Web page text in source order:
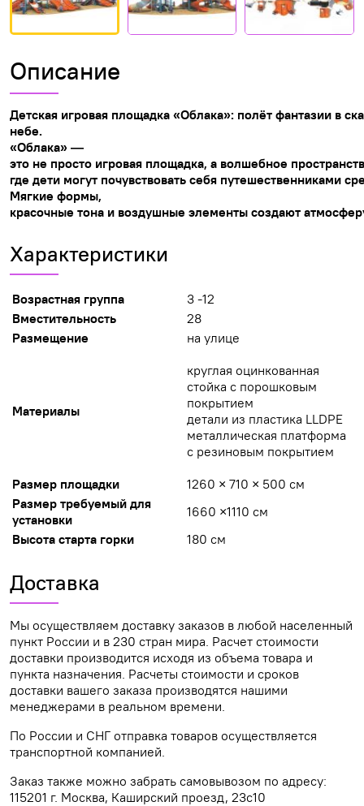
Описание
Детская игровая площадка «Облака»: полёт фантазии в
небе.
«Облака» —
это не просто игровая площадка, а волшебное
где дети могут почувствовать себя путешественниками
Мягкие формы,
красочные тона и воздушные элементы создают
Характеристики
Возрастная группа
3 -12
Вместительность
28
Размещение
на улице
Материалы
круглая оцинкованная
стойка с порошковым
покрытием
детали из пластика LLDPE
металлическая платформа
с резиновым покрытием
Размер площадки
1260 × 710 × 500 см
Размер требуемый для
установки
1660 ×1110 см
Высота старта горки
180 см
Доставка
Мы осуществляем доставку заказов в любой населенный
пункт России и в 230 стран мира. Расчет стоимости
доставки производится исходя из объема товара и
пункта назначения. Расчеты стоимости и сроков
доставки вашего заказа производятся нашими
менеджерами в реальном времени.
По России и СНГ отправка товаров осуществляется
транспортной компанией.
Заказ также можно забрать самовывозом по адресу:
115201 г. Москва, Каширский проезд, 23с10